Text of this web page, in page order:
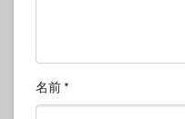
名前 *